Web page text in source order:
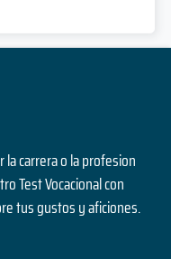
Pediatría
Psiquiatría
carrera o la profesion
Test Vocacional con
tus gustos y aficiones.